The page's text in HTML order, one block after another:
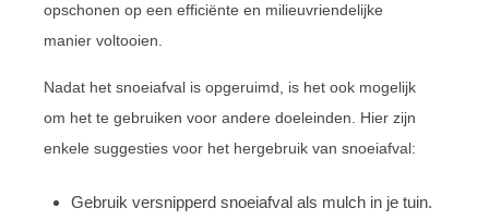
opschonen op een efficiënte en milieuvriendelijke
manier voltooien.
Nadat het snoeiafval is opgeruimd, is het ook mogelijk
om het te gebruiken voor andere doeleinden. Hier zijn
enkele suggesties voor het hergebruik van snoeiafval:
Gebruik versnipperd snoeiafval als mulch in je tuin.